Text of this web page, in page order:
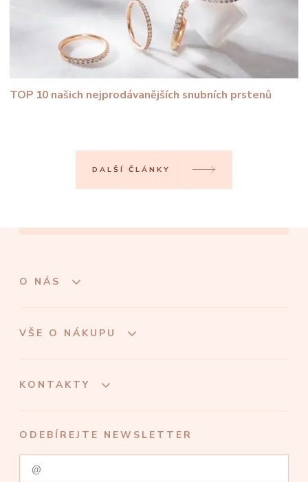
TOP 10 našich nejprodávanějších snubních prstenů
DALŠÍ ČLÁNKY
O NÁS
VŠE O NÁKUPU
KONTAKTY
ODEBÍREJTE NEWSLETTER